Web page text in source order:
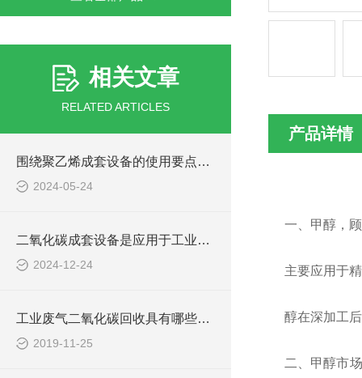
相关文章
RELATED ARTICLES
围绕聚乙烯成套设备的使用要点进行详细分析
2024-05-24
二氧化碳成套设备是应用于工业与环境领域的关键设备
2024-12-24
工业废气二氧化碳回收具有哪些用途？
2019-11-25
产品详情
一、 甲醇，
主要应用于
醇在深加工
二、甲醇市